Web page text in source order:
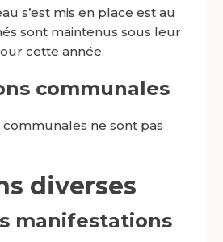
s’est mis en place est au
sont maintenus sous leur
cette année.
communales
communales ne sont pas
diverses
manifestations